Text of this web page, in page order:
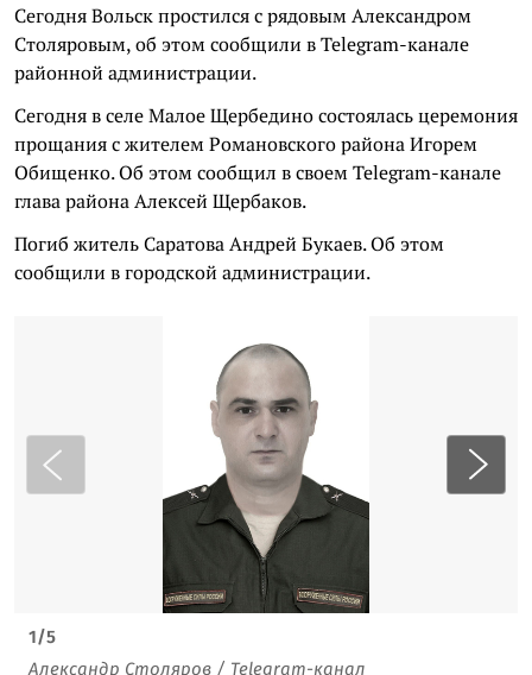
Сегодня Вольск простился с рядовым Александром
Столяровым, об этом сообщили в Telegram-канале
районной администрации.
Сегодня в селе Малое Щербедино состоялась церемония
прощания с жителем Романовского района Игорем
Обищенко. Об этом сообщил в своем Telegram-канале
глава района Алексей Щербаков.
Погиб житель Саратова Андрей Букаев. Об этом
сообщили в городской администрации.
1/5
Александр Столяров / Telegram-канал